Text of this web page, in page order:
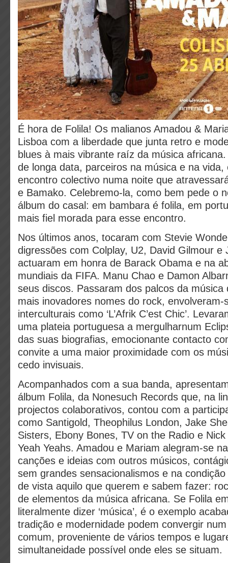
É hora de Folila! Os malianos Amadou &
Lisboa com a liberdade que junta retro e
blues à mais vibrante raíz da música
de longa data, parceiros na música e na vida,
encontro colectivo numa noite que
e Bamako. Celebremo-la, como bem pede o
álbum do casal: em bambara é folila, em
mais fiel morada para esse encontro.
Nos últimos anos, tocaram com Stevie
digressões com Colplay, U2, David Gilmour e
actuaram em honra de Barack Obama e na
mundiais da FIFA. Manu Chao e Damon
seus discos. Passaram dos palcos da música
mais inovadores nomes do rock, envolveram-
interculturais como ‘L’Afrik C’est Chic’.
uma plateia portuguesa a mergulharnum
das suas biografias, emocionante contacto
convite a uma maior proximidade com os
cedo invisuais.
Acompanhados com a sua banda,
álbum Folila, da Nonesuch Records que, na
projectos colaborativos, contou com a
como Santigold, Theophilus London, Jake
Sisters, Ebony Bones, TV on the Radio e
Yeah Yeahs. Amadou e Mariam alegram-se
canções e ideias com outros músicos,
sem grandes sensacionalismos e na
de vista aquilo que querem e sabem fazer:
de elementos da música africana. Se Folila
literalmente dizer ‘música’, é o exemplo
tradição e modernidade podem convergir
comum, proveniente de vários tempos e
simultaneidade possível onde eles se situam.